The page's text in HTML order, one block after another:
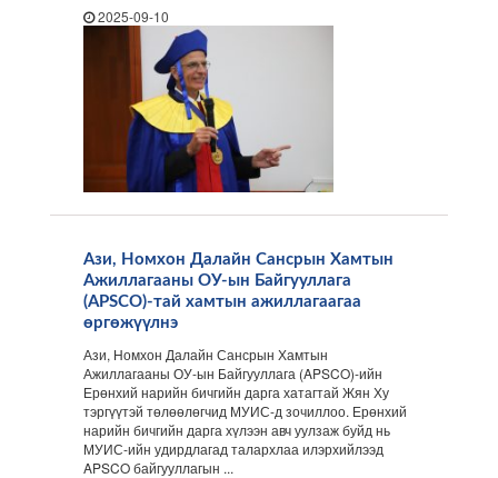
2025-09-10
Ази, Номхон Далайн Сансрын Хамтын
Ажиллагааны ОУ-ын Байгууллага
(APSCO)-тай хамтын ажиллагаагаа
өргөжүүлнэ
Ази, Номхон Далайн Сансрын Хамтын
Ажиллагааны ОУ-ын Байгууллага (APSCO)-ийн
Ерөнхий нарийн бичгийн дарга хатагтай Жян Ху
тэргүүтэй төлөөлөгчид МУИС-д зочиллоо. Ерөнхий
нарийн бичгийн дарга хүлээн авч уулзаж буйд нь
МУИС-ийн удирдлагад талархлаа илэрхийлээд
APSCO байгууллагын ...